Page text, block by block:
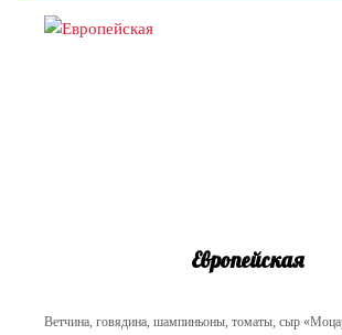
Европейская
Ветчина, говядина, шампиньоны, томаты, сыр